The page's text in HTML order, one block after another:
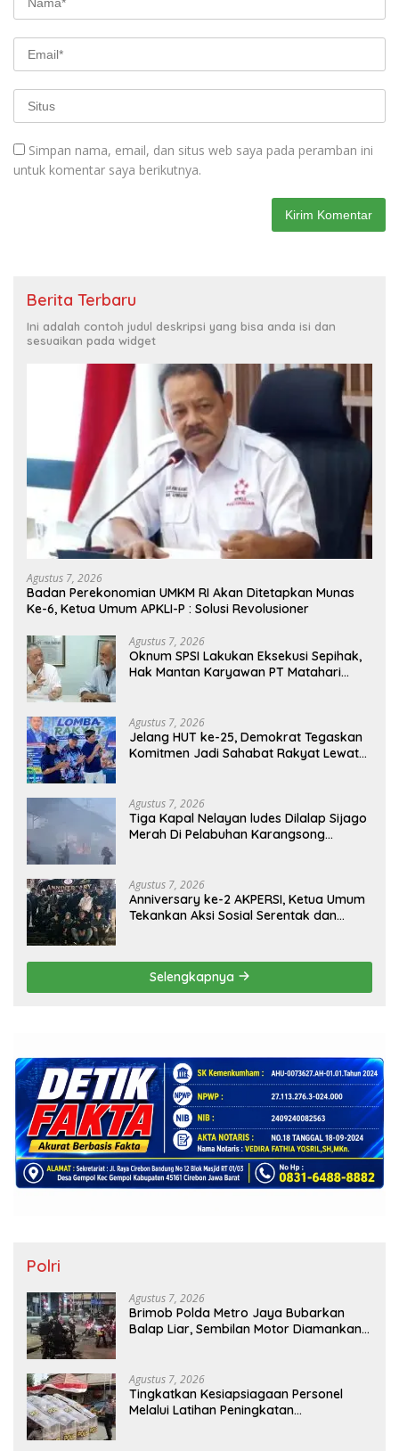
Simpan nama, email, dan situs web saya pada peramban ini
untuk komentar saya berikutnya.
Berita Terbaru
Ini adalah contoh judul deskripsi yang bisa anda isi dan
sesuaikan pada widget
Agustus 7, 2026
Badan Perekonomian UMKM RI Akan Ditetapkan Munas
Ke-6, Ketua Umum APKLI-P : Solusi Revolusioner
Agustus 7, 2026
Oknum SPSI Lakukan Eksekusi Sepihak,
Hak Mantan Karyawan PT Matahari
Agustus 7, 2026
Jelang HUT ke-25, Demokrat Tegaskan
Komitmen Jadi Sahabat Rakyat Lewat
Agustus 7, 2026
Tiga Kapal Nelayan ludes Dilalap Sijago
Merah Di Pelabuhan Karangsong
Agustus 7, 2026
Anniversary ke-2 AKPERSI, Ketua Umum
Tekankan Aksi Sosial Serentak dan
Selengkapnya
Polri
Agustus 7, 2026
Brimob Polda Metro Jaya Bubarkan
Balap Liar, Sembilan Motor Diamankan
Agustus 7, 2026
Tingkatkan Kesiapsiagaan Personel
Melalui Latihan Peningkatan